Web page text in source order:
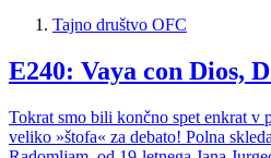
Tajno društvo OFC
E240: Vaya con Dios,
Tokrat smo bili končno spet enkrat v
veliko »štofa« za debato! Polna